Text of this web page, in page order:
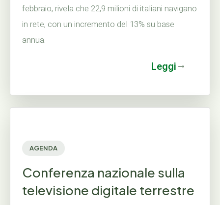
febbraio, rivela che 22,9 milioni di italiani navigano
in rete, con un incremento del 13% su base
annua.
Leggi
AGENDA
Conferenza nazionale sulla
televisione digitale terrestre